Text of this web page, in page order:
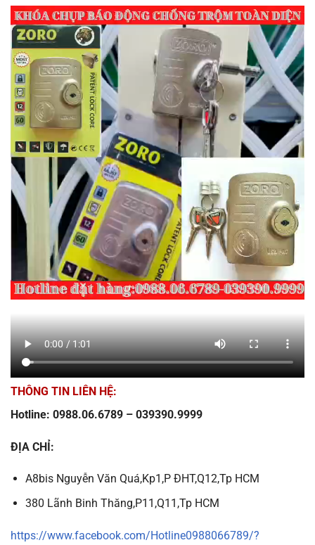
THÔNG TIN LIÊN HỆ:
Hotline: 0988.06.6789 – 039390.9999
ĐỊA CHỈ:
A8bis Nguyễn Văn Quá,Kp1,P ĐHT,Q12,Tp HCM
380 Lãnh Binh Thăng,P11,Q11,Tp HCM
https://www.facebook.com/Hotline0988066789/?